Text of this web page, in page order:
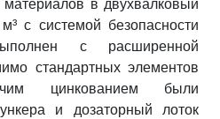
в двухвалковый
с системой безопасности
с расширенной
стандартных элементов
цинкованием были
и дозаторный лоток